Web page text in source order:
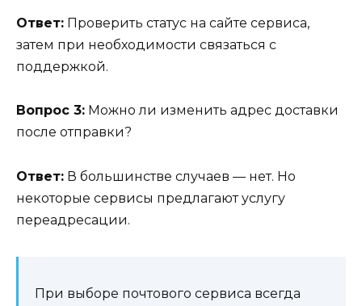
Ответ: Проверить статус на сайте сервиса,
затем при необходимости связаться с
поддержкой.
Вопрос 3: Можно ли изменить адрес доставки
после отправки?
Ответ: В большинстве случаев — нет. Но
некоторые сервисы предлагают услугу
переадресации.
При выборе почтового сервиса всегда